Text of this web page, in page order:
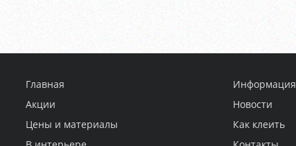
Главная
Акции
Цены и материалы
Информация
Новости
Как клеить